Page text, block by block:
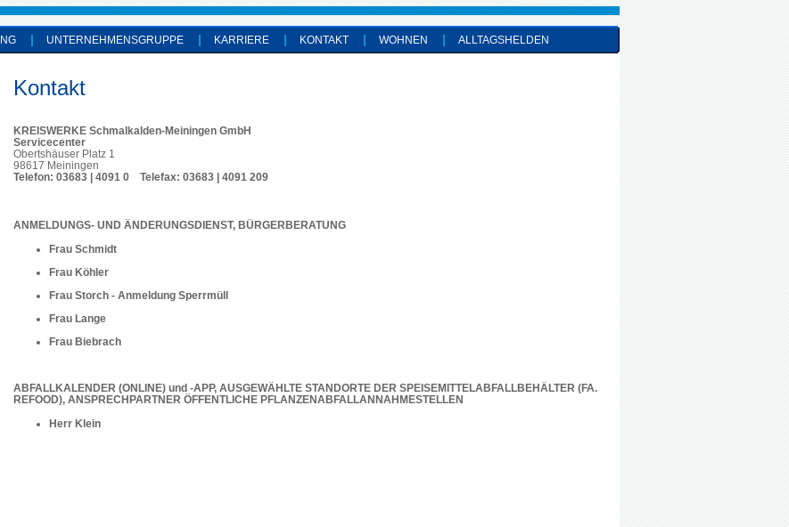
UNTERNEHMENSGRUPPE KARRIERE KONTAKT WOHNEN ALLTAGSHELDEN
Kontakt
KREISWERKE Schmalkalden-Meiningen GmbH
Servicecenter
Obertshäuser Platz 1
98617 Meiningen
Telefon: 03683 | 4091 0 Telefax: 03683 | 4091 209
ANMELDUNGS- UND ÄNDERUNGSDIENST, BÜRGERBERATUNG
Frau Schmidt
Frau Köhler
Frau Storch - Anmeldung Sperrmüll
Frau Lange
Frau Biebrach
ABFALLKALENDER (ONLINE) und -APP, AUSGEWÄHLTE STANDORTE DER SPEISEMITTELABFALLBEHÄLTER (FA.
REFOOD), ANSPRECHPARTNER ÖFFENTLICHE PFLANZENABFALLANNAHMESTELLEN
Herr Klein